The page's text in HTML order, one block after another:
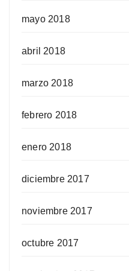
mayo 2018
abril 2018
marzo 2018
febrero 2018
enero 2018
diciembre 2017
noviembre 2017
octubre 2017